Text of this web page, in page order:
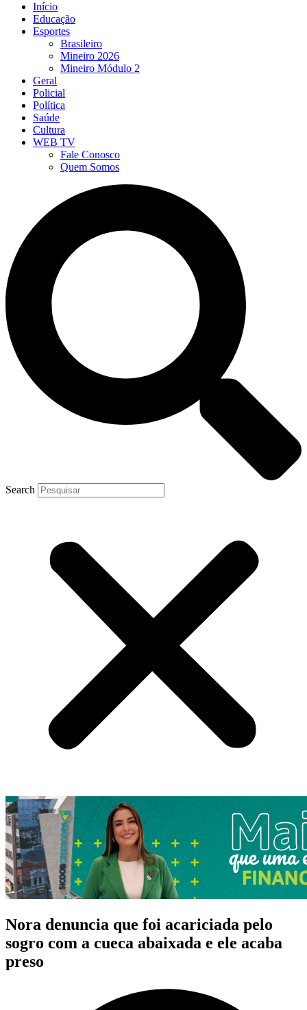
Início
Educação
Esportes
Brasileiro
Mineiro 2026
Mineiro Módulo 2
Geral
Policial
Política
Saúde
Cultura
WEB TV
Fale Conosco
Quem Somos
Search
Nora denuncia que foi acariciada pelo
sogro com a cueca abaixada e ele acaba
preso